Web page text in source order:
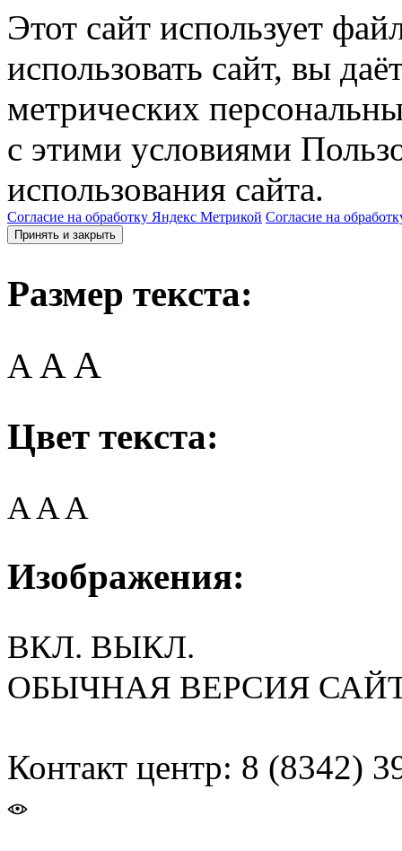
Этот сайт использует
использовать сайт, вы
метрических
с этими условиями
использования сайта.
Согласие на обработку Яндекс Метрикой Согласие на
Принять и закрыть
Размер текста:
A AA
Цвет текста:
AAA
Изображения:
ВКЛ. ВЫКЛ.
ОБЫЧНАЯ ВЕРСИЯ
Контакт центр: 8 (8342)